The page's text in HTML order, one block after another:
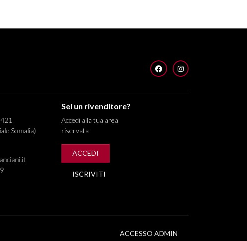
FACEBOOKINSTAGRAM
Somalia)
Sei un rivenditore?
Accedi alla tua area
riservata
ACCEDI
ISCRIVITI
ACCESSO ADMIN